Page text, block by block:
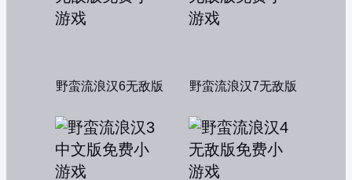
野蛮流浪汉6无敌版 野蛮流浪汉7无敌版